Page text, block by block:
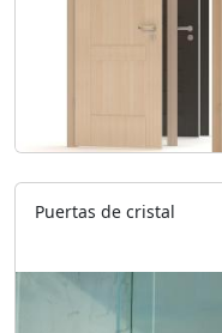
Puertas de cristal